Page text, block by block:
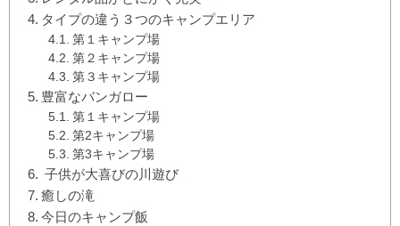
タイプの違う３つのキャンプエリア
第１キャンプ場
第２キャンプ場
第３キャンプ場
豊富なバンガロー
第１キャンプ場
第2キャンプ場
第3キャンプ場
子供が大喜びの川遊び
癒しの滝
今日のキャンプ飯